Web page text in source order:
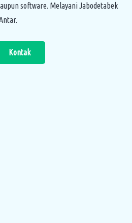
software. Melayani Jabodetabek
Kontak